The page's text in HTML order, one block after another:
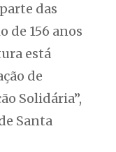
das
de 156 anos
está
de
Solidária”,
Santa